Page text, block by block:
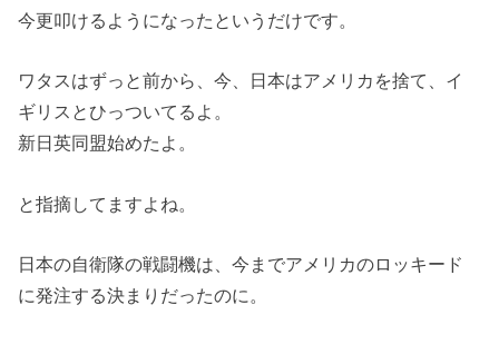
今更叩けるようになったというだけです。
ワタスはずっと前から、今、日本はアメリカを捨て、イ
ギリスとひっついてるよ。
新日英同盟始めたよ。
と指摘してますよね。
日本の自衛隊の戦闘機は、今までアメリカのロッキード
に発注する決まりだったのに。